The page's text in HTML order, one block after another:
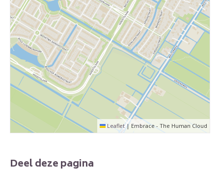
Leaflet | Embrace - The Human Cloud
Deel deze pagina